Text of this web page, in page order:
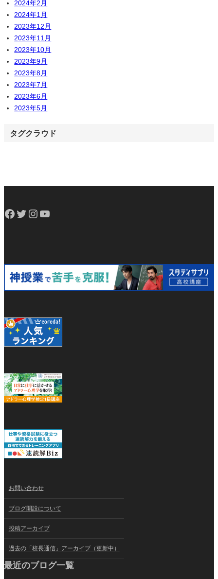
2024年2月
2024年1月
2023年12月
2023年11月
2023年10月
2023年9月
2023年8月
2023年7月
2023年6月
2023年5月
タグクラウド
Facebook Twitter Instagram YouTube
お問い合わせ
ブログ開設について
投稿アーカイブ
過去の「校長通信」アーカイブ（更新中）
最近のブログ一覧